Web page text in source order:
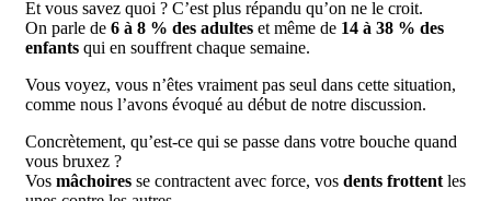
Et vous savez quoi ? C’est plus répandu qu’on ne le croit.
On parle de 6 à 8 % des adultes et même de 14 à 38 % des
enfants qui en souffrent chaque semaine.
Vous voyez, vous n’êtes vraiment pas seul dans cette situation,
comme nous l’avons évoqué au début de notre discussion.
Concrètement, qu’est-ce qui se passe dans votre bouche quand
vous bruxez ?
Vos mâchoires se contractent avec force, vos dents frottentles